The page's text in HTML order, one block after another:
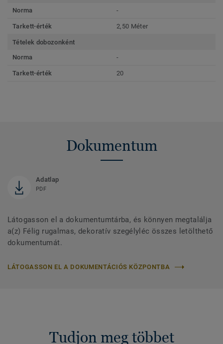
Norma
-
Tarkett-érték 2,50 Méter
Tételek dobozonként
Norma
-
Tarkett-érték 20
Dokumentum
Adatlap
PDF
Látogasson el a dokumentumtárba, és könnyen megtalálja
a(z) Félig rugalmas, dekoratív szegélyléc összes letölthető
dokumentumát.
LÁTOGASSON EL A DOKUMENTÁCIÓS KÖZPONTBA
Tudjon meg többet